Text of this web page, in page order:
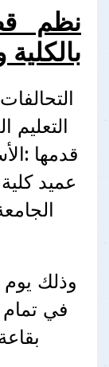
نظم
التعليم
قدمها
عميد
في